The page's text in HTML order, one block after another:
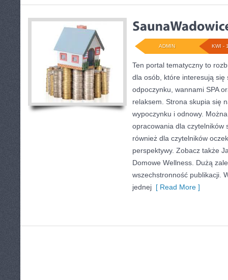
KWI -
ADMIN
Ten portal tematyczny to
dla osób, które interesują
odpoczynku, wannami SPA
relaksem. Strona skupia się
wypoczynku i odnowy.
opracowania dla czytelników
również dla czytelników
perspektywy. Zobacz także
Domowe Wellness. Dużą
wszechstronność publikacji.
jednej [ Read More ]